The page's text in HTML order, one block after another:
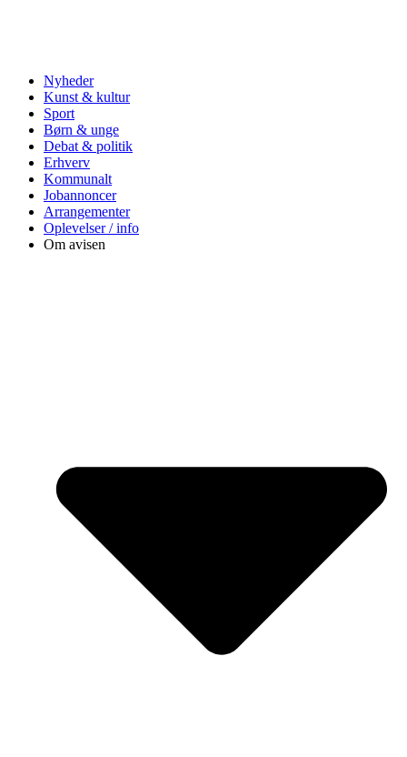
Nyheder
Kunst & kultur
Sport
Børn & unge
Debat & politik
Erhverv
Kommunalt
Jobannoncer
Arrangementer
Oplevelser / info
Om avisen